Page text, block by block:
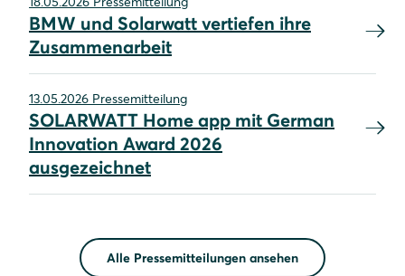
BMW und Solarwatt vertiefen ihre
Zusammenarbeit
13.05.2026 Pressemitteilung
SOLARWATT Home app mit German
Innovation Award 2026
ausgezeichnet
Alle Pressemitteilungen ansehen